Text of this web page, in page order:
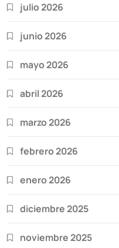
julio 2026
junio 2026
mayo 2026
abril 2026
marzo 2026
febrero 2026
enero 2026
diciembre 2025
noviembre 2025